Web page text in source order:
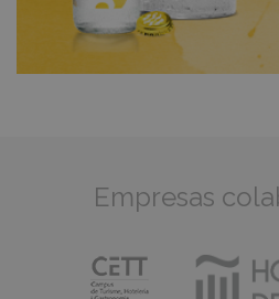
Empresas